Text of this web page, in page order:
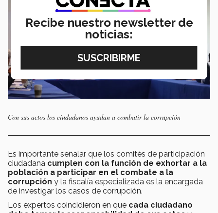
Con sus actos los ciudadanos ayudan a combatir la corrupción
Es importante señalar que los comités de participación
ciudadana cumplen con la función de exhortar a la
población a participar en el combate a la
corrupción y la fiscalía especializada es la encargada
de investigar los casos de corrupción.
Los expertos coincidieron en que cada ciudadano
Recibe nuestro newsletter de
noticias: